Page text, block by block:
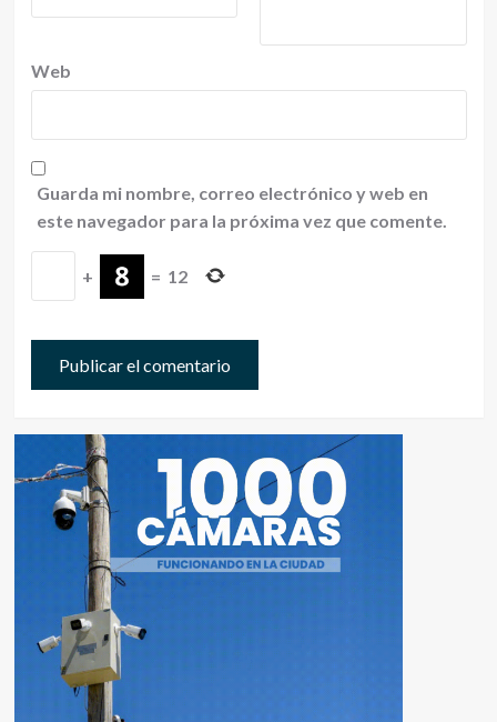
Web
Guarda mi nombre, correo electrónico y web en
este navegador para la próxima vez que comente.
+ = 12